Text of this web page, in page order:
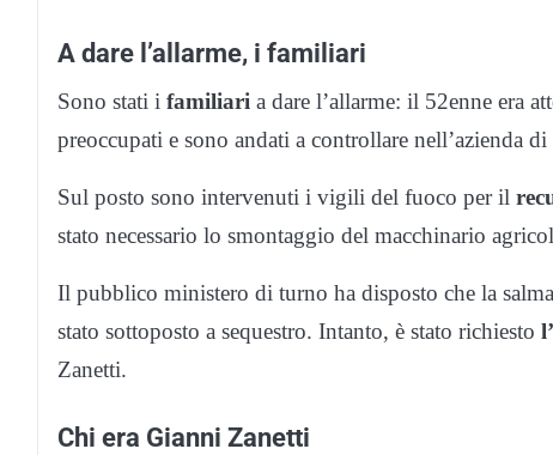
A dare l’allarme, i familiari
Sono stati i familiari a dare l’allarme: il 52enne era
preoccupati e sono andati a controllare nell’azienda
Sul posto sono intervenuti i vigili del fuoco per il
stato necessario lo smontaggio del macchinario
Il pubblico ministero di turno ha disposto che la
stato sottoposto a sequestro. Intanto, è stato richiesto
Zanetti.
Chi era Gianni Zanetti